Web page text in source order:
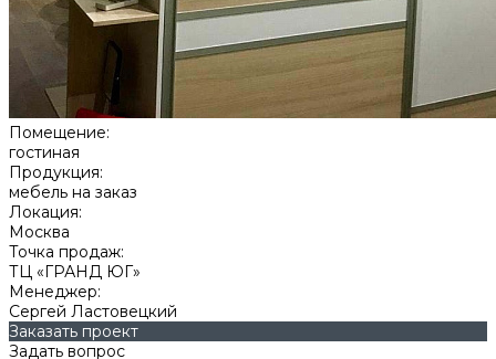
Помещение:
гостиная
Продукция:
мебель на заказ
Локация:
Москва
Точка продаж:
ТЦ «ГРАНД ЮГ»
Менеджер:
Сергей Ластовецкий
Заказать проект
Задать вопрос